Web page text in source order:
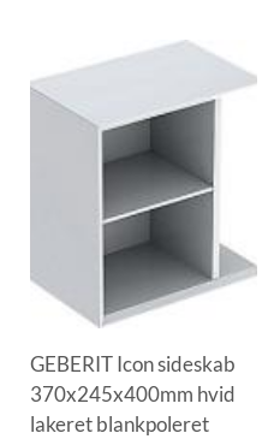
GEBERIT Icon sideskab
370x245x400mm hvid
lakeret blankpoleret